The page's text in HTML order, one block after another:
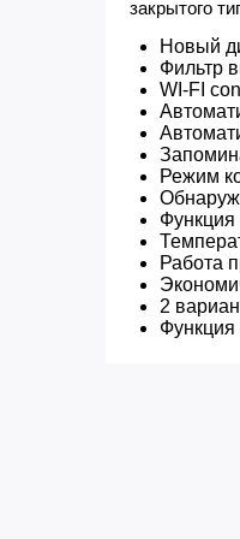
закрытого
Новый
Фильтр
WI-FI
Режим
Функция
Работа
2
Функция